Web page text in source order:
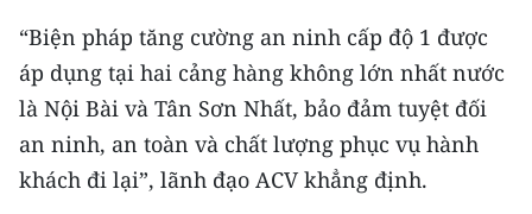
TRI THỨC CHUYÊN SÂU
54 DÂN TỘC VIỆT NAM
CHƯƠNG TRÌNH OCOP - MỖI XÃ
MỘT SẢN PHẨM
“Biện pháp tăng cường an ninh cấp độ 1 được
áp dụng tại hai cảng hàng không lớn nhất nước
là Nội Bài và Tân Sơn Nhất, bảo đảm tuyệt đối
an ninh, an toàn và chất lượng phục vụ hành
khách đi lại”, lãnh đạo ACV khẳng định.